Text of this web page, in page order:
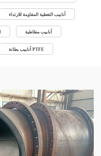
أنابيب التغطية المقاومة للارتداء
أنابيب مطاطية
أنابيب بطانة PTFE